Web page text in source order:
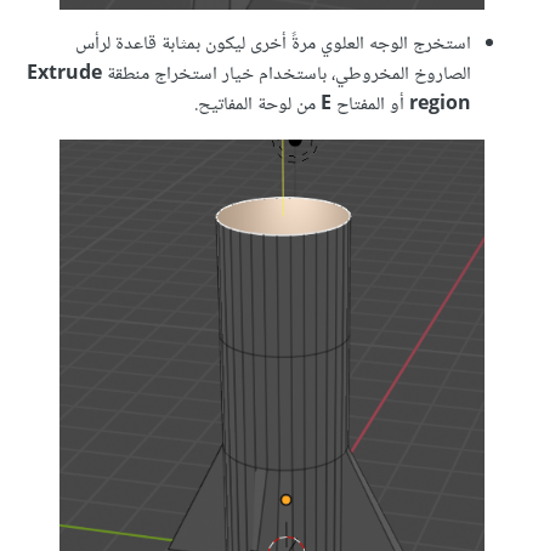
استخرج الوجه العلوي مرةً أخرى ليكون بمثابة قاعدة لرأس
الصاروخ المخروطي، باستخدام خيار استخراج منطقةExtrude
region أو المفتاح Eمن لوحة المفاتيح.